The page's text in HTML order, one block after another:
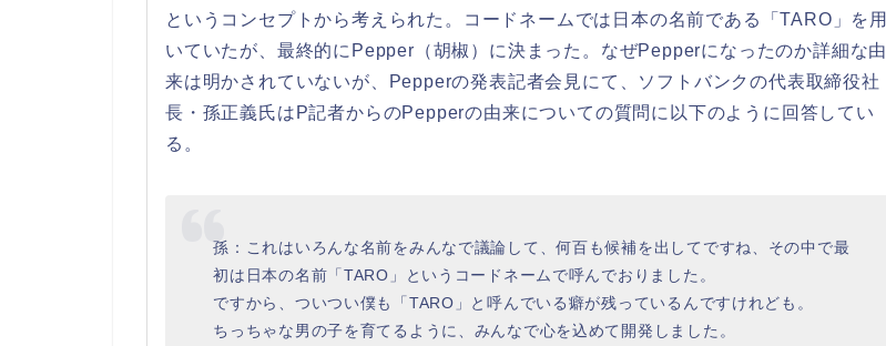
というコンセプトから考えられた。コードネームでは日本の名前である「TARO」を用
いていたが、最終的にPepper（胡椒）に決まった。なぜPepperになったのか詳細な由
来は明かされていないが、Pepperの発表記者会見にて、ソフトバンクの代表取締役社
長・孫正義氏はP記者からのPepperの由来についての質問に以下のように回答してい
る。
孫：これはいろんな名前をみんなで議論して、何百も候補を出してですね、その中で最
初は日本の名前「TARO」というコードネームで呼んでおりました。
ですから、ついつい僕も「TARO」と呼んでいる癖が残っているんですけれども。
ちっちゃな男の子を育てるように、みんなで心を込めて開発しました。